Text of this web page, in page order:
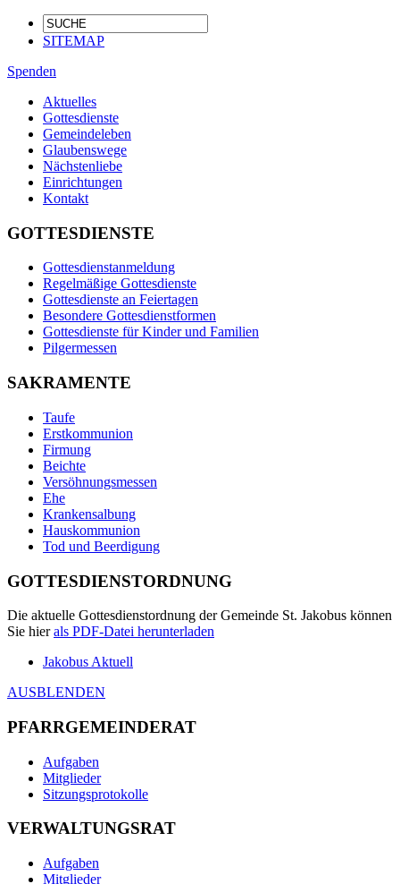
SITEMAP
Spenden
Aktuelles
Gottesdienste
Gemeindeleben
Glaubenswege
Nächstenliebe
Einrichtungen
Kontakt
GOTTESDIENSTE
Gottesdienstanmeldung
Regelmäßige Gottesdienste
Gottesdienste an Feiertagen
Besondere Gottesdienstformen
Gottesdienste für Kinder und Familien
Pilgermessen
SAKRAMENTE
Taufe
Erstkommunion
Firmung
Beichte
Versöhnungsmessen
Ehe
Krankensalbung
Hauskommunion
Tod und Beerdigung
GOTTESDIENSTORDNUNG
Die aktuelle Gottesdienstordnung der Gemeinde St. Jakobus können
Sie hierals PDF-Datei herunterladen
Jakobus Aktuell
AUSBLENDEN
PFARRGEMEINDERAT
Aufgaben
Mitglieder
Sitzungsprotokolle
VERWALTUNGSRAT
Aufgaben
Mitglieder